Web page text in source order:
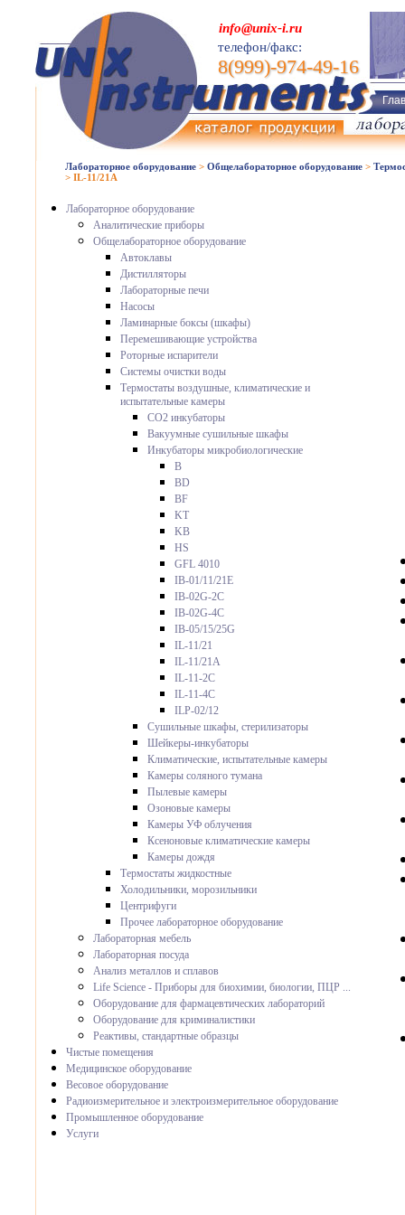
info@unix-i.ru
телефон/факс:
8(999)-974-49-16
Лабораторное оборудование > Общелабораторное оборудование >
> IL-11/21A
Лабораторное оборудование
Аналитические приборы
Общелабораторное оборудование
Автоклавы
Дистилляторы
Лабораторные печи
Насосы
Ламинарные боксы (шкафы)
Перемешивающие устройства
Роторные испарители
Системы очистки воды
Термостаты воздушные, климатические и
испытательные камеры
CO2 инкубаторы
Вакуумные сушильные шкафы
Инкубаторы микробиологические
B
BD
BF
KT
KB
HS
GFL 4010
IB-01/11/21E
IB-02G-2C
IB-02G-4C
IB-05/15/25G
IL-11/21
IL-11/21A
IL-11-2C
IL-11-4C
ILP-02/12
Сушильные шкафы, стерилизаторы
Шейкеры-инкубаторы
Климатические, испытательные камеры
Камеры соляного тумана
Пылевые камеры
Озоновые камеры
Камеры УФ облучения
Ксеноновые климатические камеры
Камеры дождя
Термостаты жидкостные
Холодильники, морозильники
Центрифуги
Прочее лабораторное оборудование
Лабораторная мебель
Лабораторная посуда
Анализ металлов и сплавов
Life Science - Приборы для биохимии, биологии, ПЦР ...
Оборудование для фармацевтических лабораторий
Оборудование для криминалистики
Реактивы, стандартные образцы
Чистые помещения
Медицинское оборудование
Весовое оборудование
Радиоизмерительное и электроизмерительное оборудование
Промышленное оборудование
Услуги